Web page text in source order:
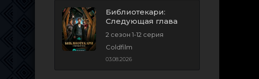
Библиотекари:
Следующая глава
2 сезон 1-12 серия
Coldfilm
03.08.2026